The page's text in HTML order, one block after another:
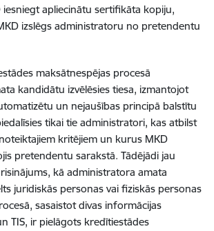
apliecinātu sertifikāta kopiju,
izslēgs administratoru no pretendentu
maksātnespējas procesā
kandidātu izvēlēsies tiesa, izmantojot
un nejaušības principā balstītu
tikai tie administratori, kas atbilst
kritējiem un kurus MKD
pretendentu sarakstā. Tādējādi jau
kā administratora amata
juridiskās personas vai fiziskās personas
sasaistot divas informācijas
TIS, ir pielāgots kredītiestādes